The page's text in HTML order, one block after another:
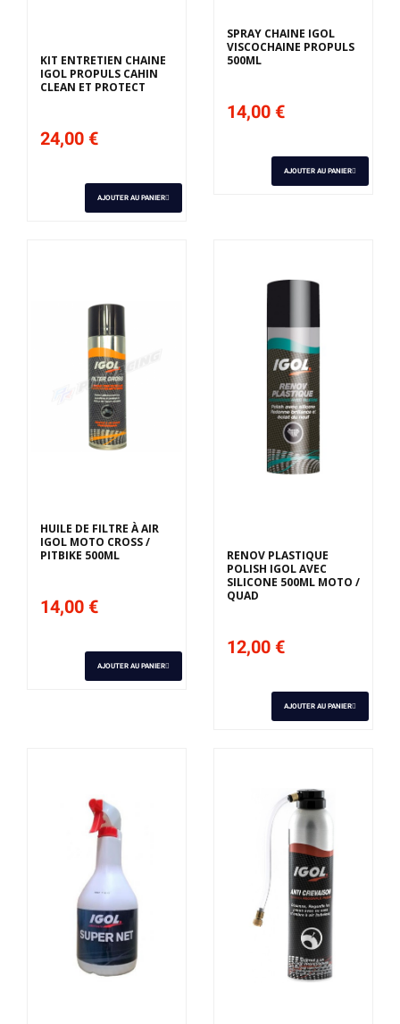
KIT ENTRETIEN CHAINE
IGOL PROPULS CAHIN
CLEAN ET PROTECT
24,00 €
AJOUTER AU PANIER
SPRAY CHAINE IGOL
VISCOCHAINE PROPULS
500ML
14,00 €
AJOUTER AU PANIER
HUILE DE FILTRE À AIR
IGOL MOTO CROSS /
PITBIKE 500ML
14,00 €
AJOUTER AU PANIER
RENOV PLASTIQUE
POLISH IGOL AVEC
SILICONE 500ML MOTO /
QUAD
12,00 €
AJOUTER AU PANIER